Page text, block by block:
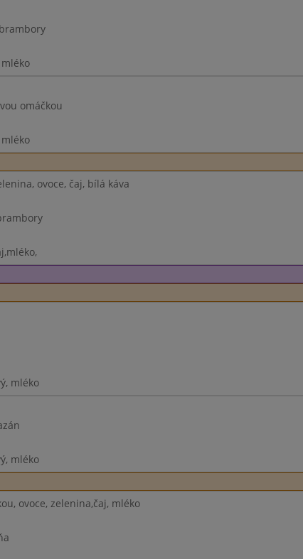
omáčkou
ovoce, čaj, bílá káva
mléko
mléko
ovoce, zelenina,čaj, mléko